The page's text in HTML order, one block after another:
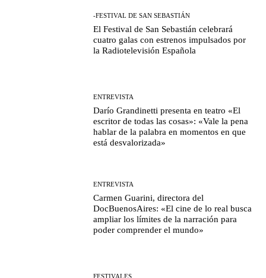
-FESTIVAL DE SAN SEBASTIÁN
El Festival de San Sebastián celebrará
cuatro galas con estrenos impulsados por
la Radiotelevisión Española
ENTREVISTA
Darío Grandinetti presenta en teatro «El
escritor de todas las cosas»: «Vale la pena
hablar de la palabra en momentos en que
está desvalorizada»
ENTREVISTA
Carmen Guarini, directora del
DocBuenosAires: «El cine de lo real busca
ampliar los límites de la narración para
poder comprender el mundo»
FESTIVALES